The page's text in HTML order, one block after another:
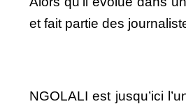
et fait partie des
NGOLALI est jusqu’ici